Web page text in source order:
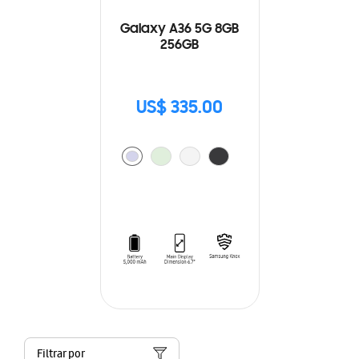
Galaxy A36 5G 8GB
256GB
US$ 335.00
Filtrar por